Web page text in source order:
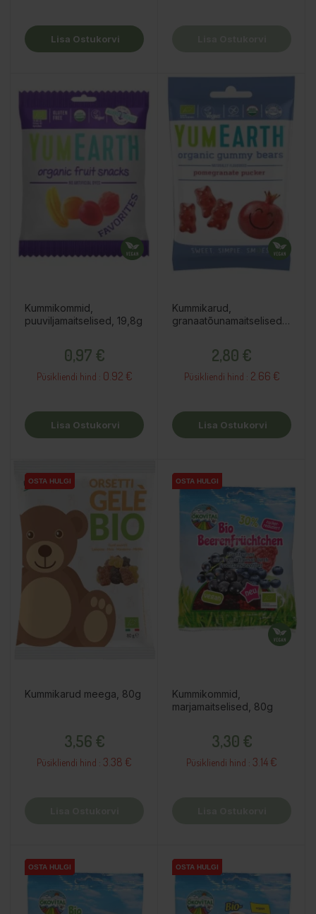
Lisa Ostukorvi
Kummikommid,
puuviljamaitselised, 19,8g
0,97 €
Püsikliendi hind : 0.92 €
Lisa Ostukorvi
Kummikarud,
granaatõunamaitselised,
2,80 €
Püsikliendi hind : 2.66 €
Lisa Ostukorvi
OSTA HULGI
OSTA HULGI
OSTA HULGI
Kummikarud meega, 80g
3,56 €
Püsikliendi hind : 3.38 €
OSTA HULGI
OSTA HULGI
OSTA HULGI
Kummikommid,
marjamaitselised, 80g
3,30 €
Püsikliendi hind : 3.14 €
OSTA HULGI
OSTA HULGI
OSTA HULGI OSTA HULGI
OSTA HULGI
OSTA HULGI